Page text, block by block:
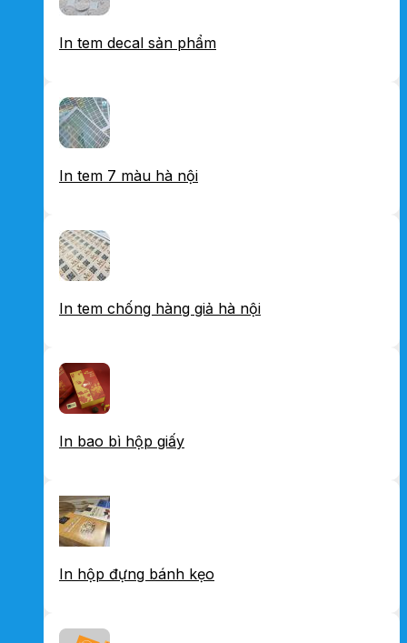
In tem decal sản phẩm
In tem 7 màu hà nội
In tem chống hàng giả hà nội
In bao bì hộp giấy
In hộp đựng bánh kẹo